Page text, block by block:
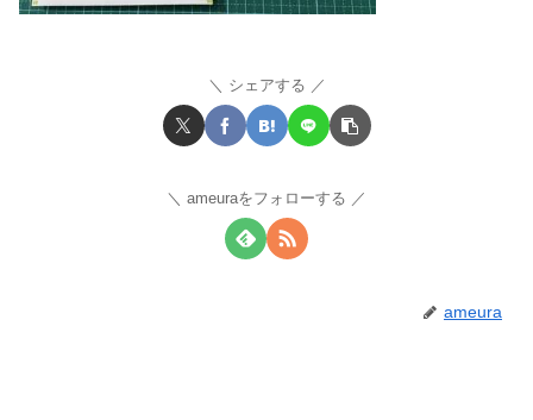
シェアする
ameuraをフォローする
ameura